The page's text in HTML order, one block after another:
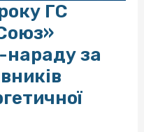
ГС
нараду за